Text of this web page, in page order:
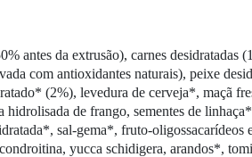
antes da extrusão), carnes desidratadas
com antioxidantes naturais), peixe
(2%), levedura de cerveja*, maçã
de frango, sementes de
sal-gema*, fruto-oligossacarídeos
yucca schidigera, arandos*,